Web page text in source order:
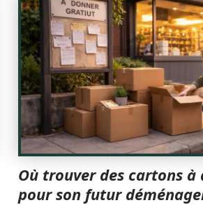
Où trouver des cartons à
pour son futur